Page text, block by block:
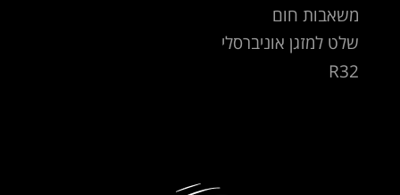
משאבות חום
שלט למזגן אוניברסלי
R32